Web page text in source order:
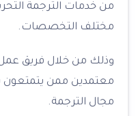
من خدمات الترجمة
مختلف التخصصات.
وذلك من خلال فريق
معتمدين ممن يتمتعون
مجال الترجمة.